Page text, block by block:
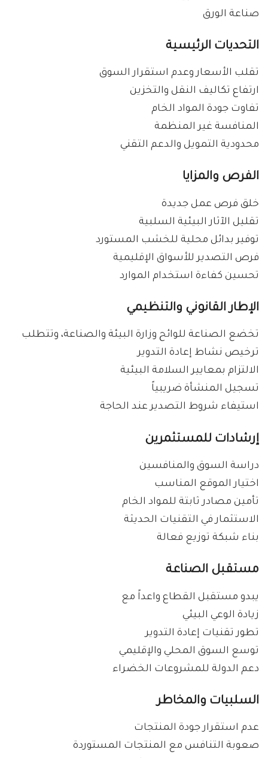
صناعة الورق
التحديات الرئيسية
تقلب الأسعار وعدم استقرار السوق
ارتفاع تكاليف النقل والتخزين
تفاوت جودة المواد الخام
المنافسة غير المنظمة
محدودية التمويل والدعم التقني
الفرص والمزايا
خلق فرص عمل جديدة
تقليل الآثار البيئية السلبية
توفير بدائل محلية للخشب المستورد
فرص التصدير للأسواق الإقليمية
تحسين كفاءة استخدام الموارد
الإطار القانوني والتنظيمي
تخضع الصناعة للوائح وزارة البيئة والصناعة، وتتطلب
ترخيص نشاط إعادة التدوير
الالتزام بمعايير السلامة البيئية
تسجيل المنشأة ضريبياً
استيفاء شروط التصدير عند الحاجة
إرشادات للمستثمرين
دراسة السوق والمنافسين
اختيار الموقع المناسب
تأمين مصادر ثابتة للمواد الخام
الاستثمار في التقنيات الحديثة
بناء شبكة توزيع فعالة
مستقبل الصناعة
يبدو مستقبل القطاع واعداً مع
زيادة الوعي البيئي
تطور تقنيات إعادة التدوير
توسع السوق المحلي والإقليمي
دعم الدولة للمشروعات الخضراء
السلبيات والمخاطر
عدم استقرار جودة المنتجات
صعوبة التنافس مع المنتجات المستوردة